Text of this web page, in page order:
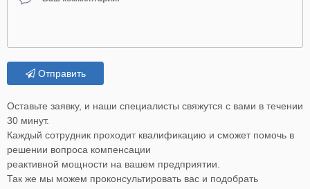
Отправить
Оставьте заявку, и наши специалисты свяжутся с вами в течении
30 минут.
Каждый сотрудник проходит квалификацию и сможет помочь в
решении вопроса компенсации
реактивной мощности на вашем предприятии.
Так же мы можем проконсультировать вас и подобрать